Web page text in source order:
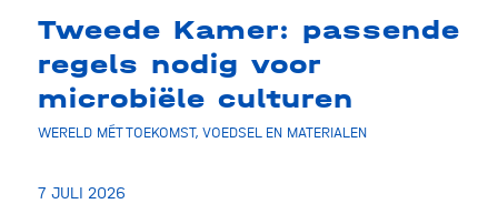
Tweede Kamer: passende
regels nodig voor
microbiële culturen
WERELD MÉT TOEKOMST, VOEDSEL EN MATERIALEN
7 JULI 2026